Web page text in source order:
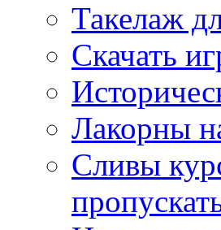
Такелаж
Скачать
Лакорны
Сливы